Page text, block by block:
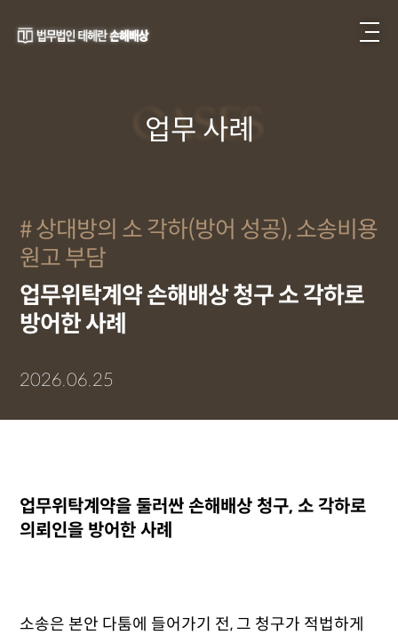
CASES
업무 사례
상대방의 소 각하(방어 성공), 소송비용
원고 부담
업무위탁계약 손해배상 청구 소 각하로
방어한 사례
2026.06.25
업무위탁계약을 둘러싼 손해배상 청구, 소 각하로
의뢰인을 방어한 사례
소송은 본안 다툼에 들어가기 전, 그 청구가 적법하게